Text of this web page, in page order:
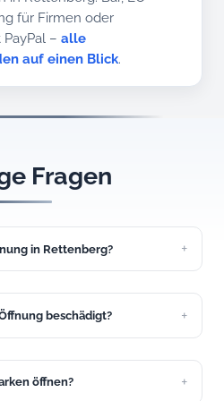
für Firmen oder
PayPal –alle
auf einen Blick.
Fragen
in Rettenberg?
wir Ihnen vor dem Einsatz in
beschädigt?
in Rettenberg gelingt das.
öffnen?